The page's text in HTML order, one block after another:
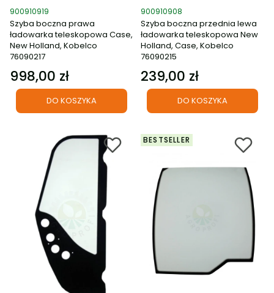
Kod produktu
900910919
Szyba boczna prawa
ładowarka teleskopowa Case,
New Holland, Kobelco
76090217
Cena
998,00 zł
DO KOSZYKA
Kod produktu
900910908
Szyba boczna przednia lewa
ładowarka teleskopowa New
Holland, Case, Kobelco
76090215
Cena
239,00 zł
DO KOSZYKA
BESTSELLER